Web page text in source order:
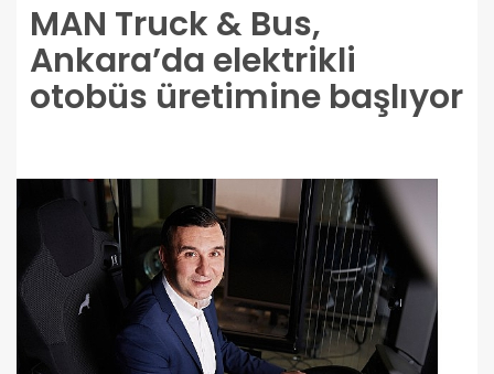
MAN Truck & Bus,
Ankara’da elektrikli
otobüs üretimine başlıyor